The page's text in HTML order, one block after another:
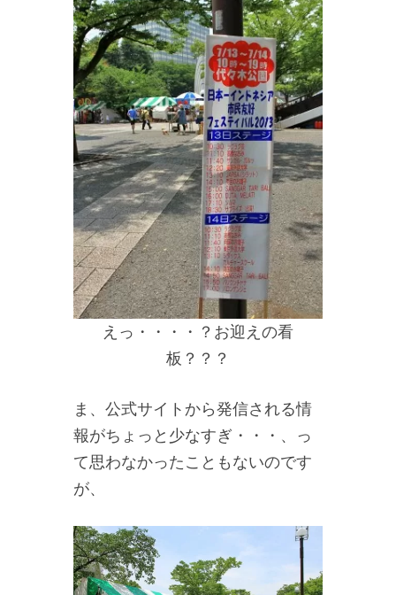
えっ・・・・？お迎えの看
板？？？
ま、公式サイトから発信される情
報がちょっと少なすぎ・・・、っ
て思わなかったこともないのです
が、